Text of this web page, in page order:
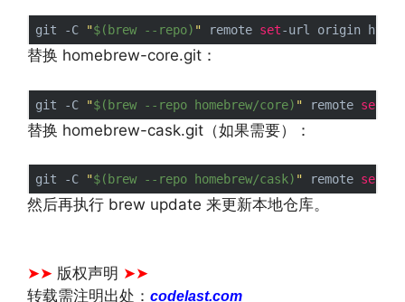
git -C "$(brew --repo) " remote set
替换 homebrew-core.git：
git -C "$(brew --repo homebrew/core) " remote set
替换 homebrew-cask.git（如果需要）：
git -C "$(brew --repo homebrew/cask) " remote set
然后再执行 brew update 来更新本地仓库。
➤➤ 版权声明 ➤➤
转载需注明出处： codelast.com